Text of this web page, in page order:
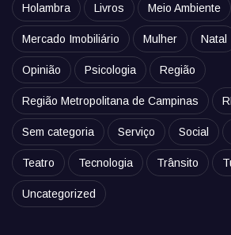
Holambra Livros Meio Ambiente
Mercado Imobiliário Mulher Natal
Opinião Psicologia Região
Região Metropolitana de Campinas
Sem categoria Serviço Social
Teatro Tecnologia Trânsito
Uncategorized